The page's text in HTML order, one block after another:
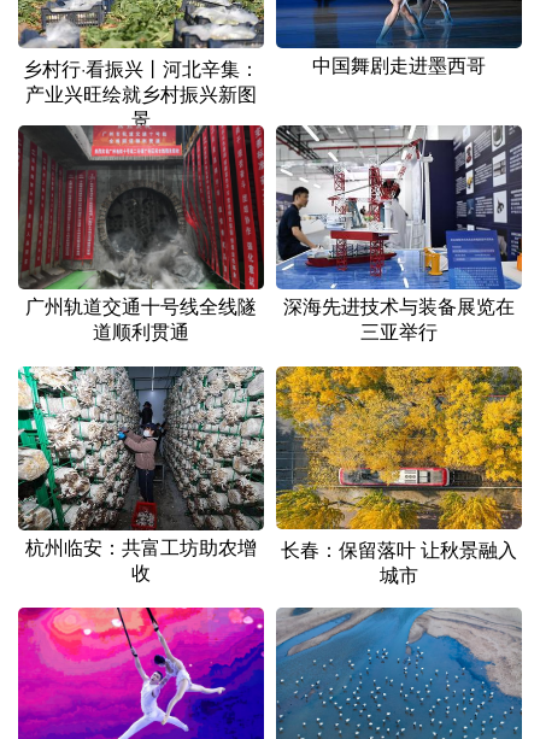
English Español Français عربى
Русский язык 日本語 한국어
Deutsch Português
乡村行·看振兴丨河北辛集：
产业兴旺绘就乡村振兴新图
景
中国舞剧走进墨西哥
广州轨道交通十号线全线隧
道顺利贯通
深海先进技术与装备展览在
三亚举行
杭州临安：共富工坊助农增
收
长春：保留落叶 让秋景融入
城市